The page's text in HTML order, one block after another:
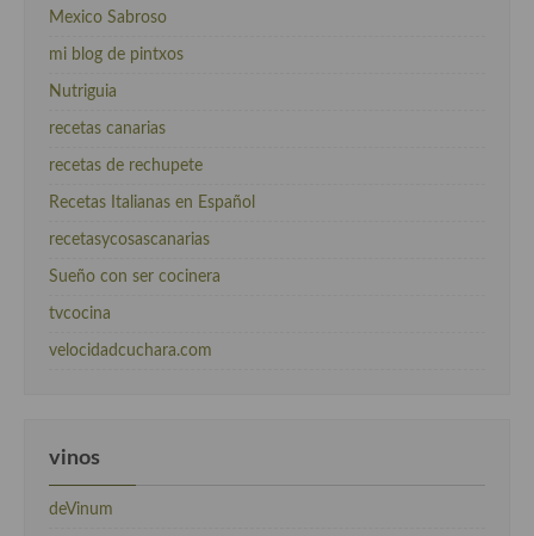
Mexico Sabroso
mi blog de pintxos
Nutriguia
recetas canarias
recetas de rechupete
Recetas Italianas en Español
recetasycosascanarias
Sueño con ser cocinera
tvcocina
velocidadcuchara.com
vinos
deVinum